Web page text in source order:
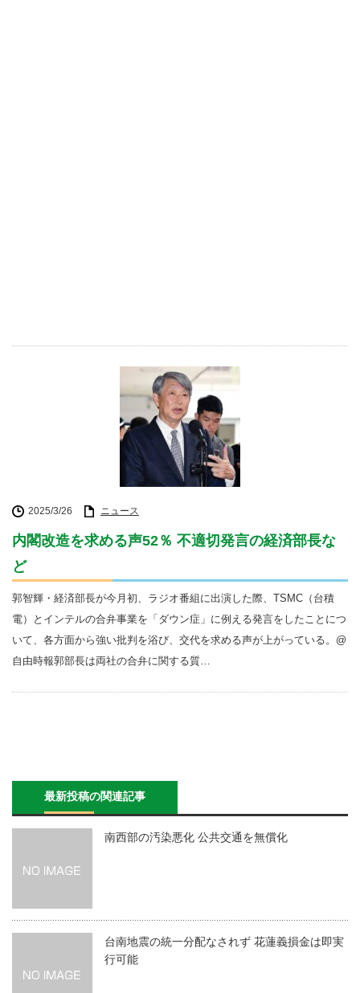
2025/3/26 ニュース
内閣改造を求める声52％ 不適切発言の経済部長な
ど
郭智輝・経済部長が今月初、ラジオ番組に出演した際、TSMC（台積
電）とインテルの合弁事業を「ダウン症」に例える発言をしたことにつ
いて、各方面から強い批判を浴び、交代を求める声が上がっている。@
自由時報郭部長は両社の合弁に関する質…
最新投稿の関連記事
南西部の汚染悪化 公共交通を無償化
台南地震の統一分配なされず 花蓮義損金は即実
行可能